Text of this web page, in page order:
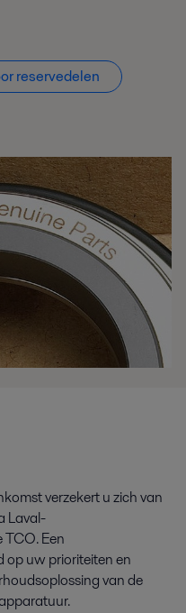
reservedelen
verzekert u zich van
Laval-
Een
op uw prioriteiten en
van de